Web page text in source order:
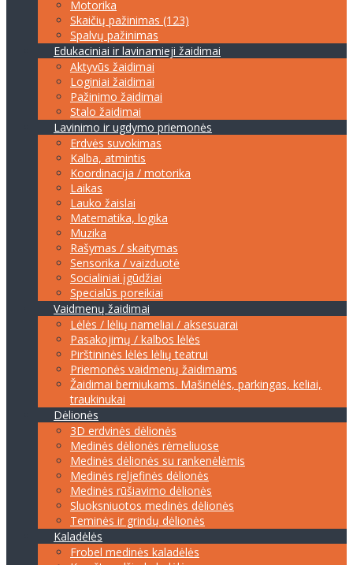
Motorika
Skaičių pažinimas (123)
Spalvų pažinimas
Edukaciniai ir lavinamieji žaidimai
Aktyvūs žaidimai
Loginiai žaidimai
Pažinimo žaidimai
Stalo žaidimai
Lavinimo ir ugdymo priemonės
Erdvės suvokimas
Kalba, atmintis
Koordinacija / motorika
Laikas
Lauko žaislai
Matematika, logika
Muzika
Rašymas / skaitymas
Sensorika / vaizduotė
Socialiniai įgūdžiai
Specialūs poreikiai
Vaidmenų žaidimai
Lėlės / lėlių nameliai / aksesuarai
Pasakojimų / kalbos lėlės
Pirštininės lėlės lėlių teatrui
Priemonės vaidmenų žaidimams
Žaidimai berniukams. Mašinėlės, parkingas, keliai,
traukinukai
Dėlionės
3D erdvinės dėlionės
Medinės dėlionės rėmeliuose
Medinės dėlionės su rankenėlėmis
Medinės reljefinės dėlionės
Medinės rūšiavimo dėlionės
Sluoksniuotos medinės dėlionės
Teminės ir grindų dėlionės
Kaladėlės
Frobel medinės kaladėlės